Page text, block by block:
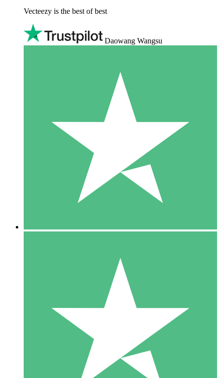
Vecteezy is the best of best
Daowang Wangsu